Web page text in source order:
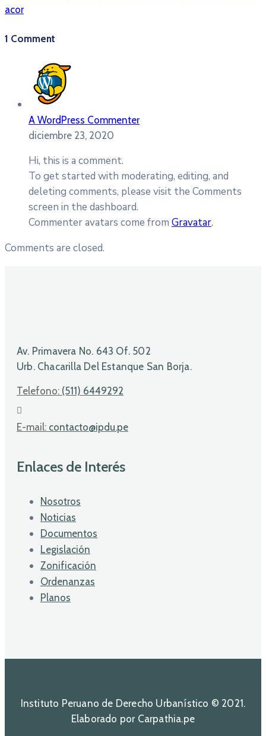
acor
1 Comment
A WordPress Commenter
diciembre 23, 2020
Hi, this is a comment.
To get started with moderating, editing, and
deleting comments, please visit the Comments
screen in the dashboard.
Commenter avatars come from Gravatar.
Comments are closed.
Av. Primavera No. 643 Of. 502
Urb. Chacarilla Del Estanque San Borja.
Telefono: (511) 6449292
E-mail: contacto@ipdu.pe
Enlaces de Interés
Nosotros
Noticias
Documentos
Legislación
Zonificación
Ordenanzas
Planos
Instituto Peruano de Derecho Urbanístico © 2021.
Elaborado por Carpathia.pe